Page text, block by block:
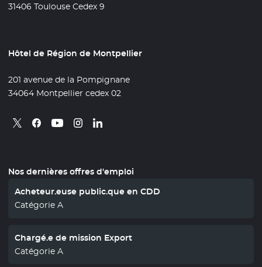
31406 Toulouse Cedex 9
Hôtel de Région de Montpellier
201 avenue de la Pompignane
34064 Montpellier cedex 02
Retrouvez nous sur X
- Nouvelle fenêtre
Retrouvez nous sur Facebook
- Nouvelle fenêtre
Retrouvez nous sur Youtube
- Nouvelle fenêtre
Retrouvez nous sur Instagram
- Nouvelle fenêtre
Retrouvez nous sur Linkedin
- Nouvelle fenêtre
Nos dernières offres d'emploi
Acheteur.euse public.que en CDD
Catégorie A
Chargé.e de mission Export
Catégorie A